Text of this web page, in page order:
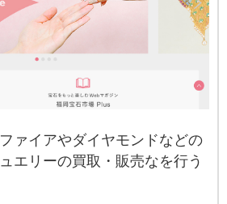
ァイアやダイヤモンドなどの
エリーの買取・販売なを行う